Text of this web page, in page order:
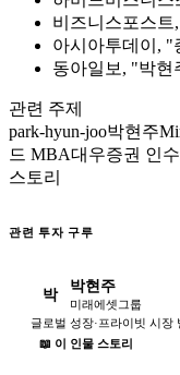
비즈니스포스트
아시아투데이, "
동아일보, "박현
관련 주제
park-hyun-joo박현주
드 MBA대우증권 인수
스토리
관련 투자 구루
박 박현주
미래에셋그룹
글로벌 성장·프라이빗 시장
📖 이 인물 스토리